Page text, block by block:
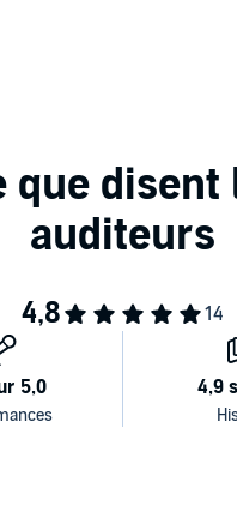
étonnante qui lui
qui n’est pas
(P)2023 Kampus Media